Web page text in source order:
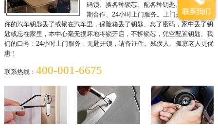
码锁、换各种锁芯、配各种钥匙、各单位可长
期合作、24小时上门服务。上门开锁，假如
你的汽车钥匙丢了或锁在汽车里，保险箱丢了钥匙、忘了密码，家中丢了钥
匙或忘在家里，本中心毫无损坏地将锁开启，不拆锁芯，凭空配置钥匙。我
们的口号：24小时上门服务，无匙开锁，请备证件。残疾人、孤寡老人更优
惠！
联系热线： 400-001-6675